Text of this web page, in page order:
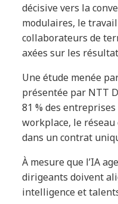
décisive vers la
modulaires, le
collaborateurs de
axées sur les
Une étude menée
présentée par NTT
81 % des
workplace, le
dans un contrat
À mesure que l’IA
dirigeants doivent
intelligence et